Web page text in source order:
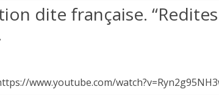
dite française. “Redites
www.youtube.com/